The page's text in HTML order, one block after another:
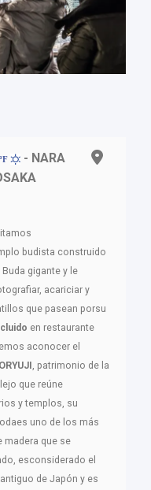
- NARA
budista construido
gigante y le
acariciar y
que pasean porsu
en restaurante
aconocer el
, patrimonio de la
que reúne
y templos, su
uno de los más
madera que se
esconsiderado el
de Japón y es